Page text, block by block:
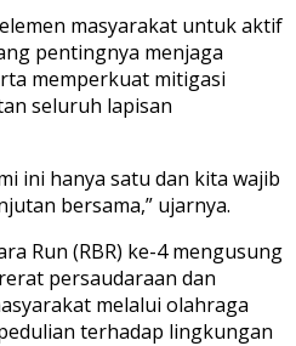
masyarakat untuk aktif
pentingnya menjaga
memperkuat mitigasi
seluruh lapisan
ini hanya satu dan kita wajib
bersama,” ujarnya.
Run (RBR) ke-4 mengusung
persaudaraan dan
melalui olahraga
terhadap lingkungan